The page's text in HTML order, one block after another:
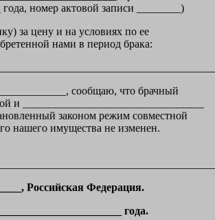
номер актовой записи ________)
за цену и на условиях по ее
нами в период брака:
сообщаю, что брачный
и _________________________________
законом режим совместной
нашего имущества не изменен.
Российская Федерация.
года.